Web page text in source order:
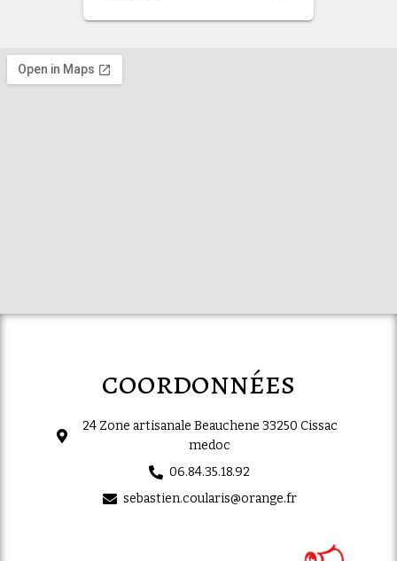
coordonnées
24 Zone artisanale Beauchene 33250 Cissac
medoc
06.84.35.18.92
sebastien.coularis@orange.fr